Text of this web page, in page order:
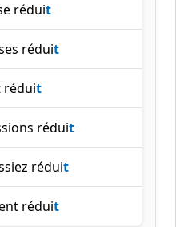
réduit
réduit
réduit
réduit
réduit
réduit